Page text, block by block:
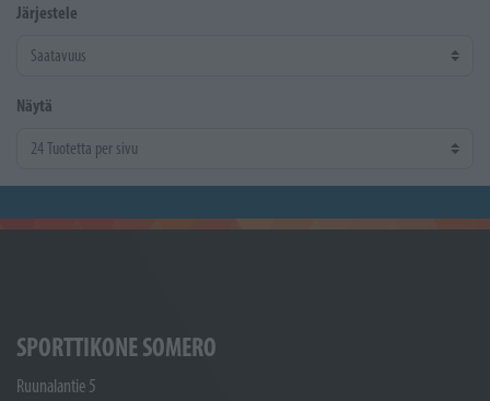
Järjestele
Näytä
SPORTTIKONE SOMERO
Ruunalantie 5